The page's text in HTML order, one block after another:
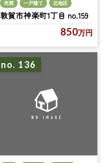
売買 一戸建て 北地区
敦賀市神楽町1丁目 no.159
850万円
no. 136